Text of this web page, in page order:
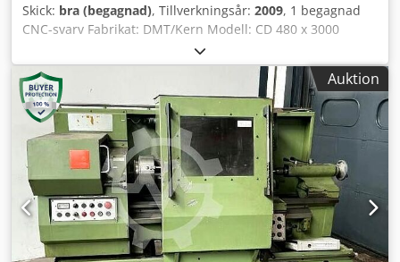
Skick: bra (begagnad), Tillverkningsår: 2009, 1 begagnad
CNC-svarv Fabrikat: DMT/Kern Modell: CD 480 x 3000
Tillverkningsår: 2009 Styrsystem: Manual Plus 620 Dwodju
A Ducepfx Ah Dea Tekniska data: Centrumhöjd: 230 mm
Svarvdiameter över bädd: 475 mm Avstånd mellan spetsar:
3000 mm Tvärslagsväg: 255 mm Spindelhuvud: DIN
55026/6 Spindelborrning: 82 mm Anslutningseffekt: 30 kW
Verktygshållare: Revolver VDI 40 Utrustad med: - Revolver -
Gångjärnsbandtransportör - Komplett dokumentation
finns! Maskinen är driftsklar och kan testas på plats!
Auktion